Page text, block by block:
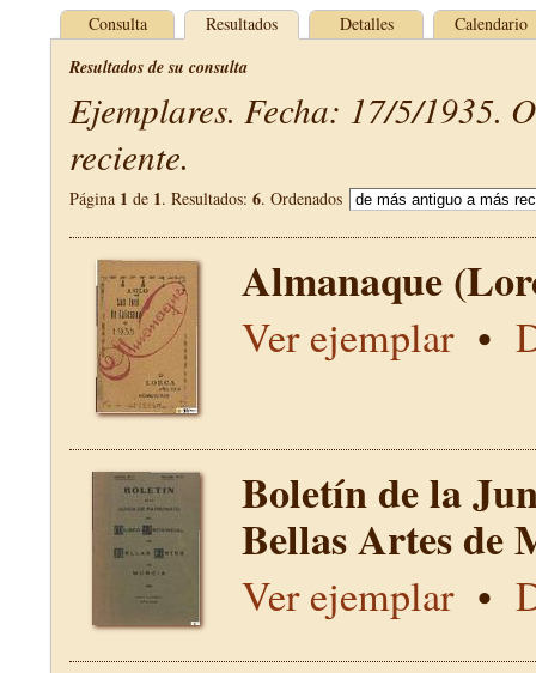
Consulta Resultados Detalles Calendario
Resultados de su consulta
Ejemplares. Fecha: 17/5/1935.
reciente.
Página 1 de 1. Resultados: 6. Ordenados
Almanaque
Ver ejemplar•
Boletín de la
Bellas Artes
Ver ejemplar•